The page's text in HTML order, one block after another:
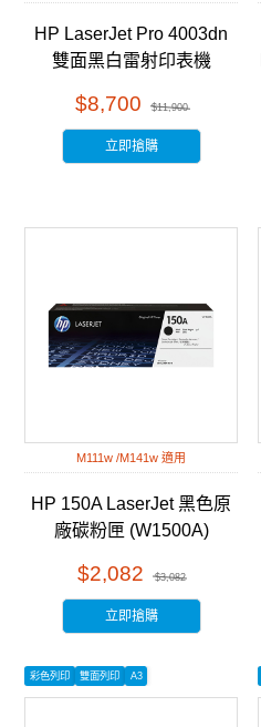
HP LaserJet Pro 4003dn
雙面黑白雷射印表機
$8,700 $11,900
立即搶購
M111w /M141w 適用
HP 150A LaserJet 黑色原
廠碳粉匣 (W1500A)
$2,082 $3,082
立即搶購
彩色列印 雙面列印 A3